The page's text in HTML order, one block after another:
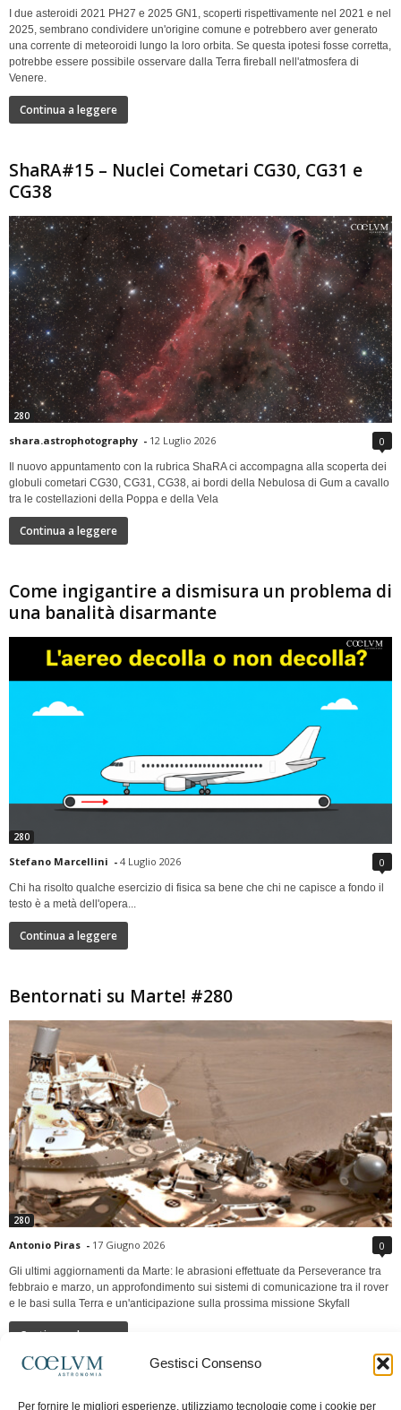
Gestisci Consenso
Per fornire le migliori esperienze, utilizziamo tecnologie come i cookie per
I due asteroidi 2021 PH27 e 2025 GN1, scoperti rispettivamente nel 2021 e nel
2025, sembrano condividere un'origine comune e potrebbero aver generato
una corrente di meteoroidi lungo la loro orbita. Se questa ipotesi fosse corretta,
potrebbe essere possibile osservare dalla Terra fireball nell'atmosfera di
Venere.
Continua a leggere
ShaRA#15 – Nuclei Cometari CG30, CG31 e
CG38
280
shara.astrophotography - 12 Luglio 2026 0
Il nuovo appuntamento con la rubrica ShaRA ci accompagna alla scoperta dei
globuli cometari CG30, CG31, CG38, ai bordi della Nebulosa di Gum a cavallo
tra le costellazioni della Poppa e della Vela
Continua a leggere
Come ingigantire a dismisura un problema di
una banalità disarmante
280
Stefano Marcellini - 4 Luglio 2026 0
Chi ha risolto qualche esercizio di fisica sa bene che chi ne capisce a fondo il
testo è a metà dell'opera...
Continua a leggere
Bentornati su Marte! #280
280
Antonio Piras - 17 Giugno 2026 0
Gli ultimi aggiornamenti da Marte: le abrasioni effettuate da Perseverance tra
febbraio e marzo, un approfondimento sui sistemi di comunicazione tra il rover
e le basi sulla Terra e un'anticipazione sulla prossima missione Skyfall
Continua a leggere